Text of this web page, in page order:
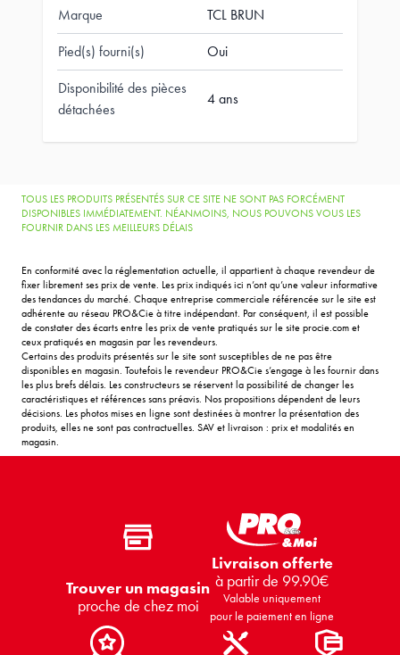
Marque TCL BRUN
Pied(s) fourni(s) Oui
Disponibilité des pièces
détachées
4 ans
TOUS LES PRODUITS PRÉSENTÉS SUR CE SITE NE SONT PAS FORCÉMENT
DISPONIBLES IMMÉDIATEMENT. NÉANMOINS, NOUS POUVONS VOUS LES
FOURNIR DANS LES MEILLEURS DÉLAIS
En conformité avec la réglementation actuelle, il appartient à chaque revendeur de
fixer librement ses prix de vente. Les prix indiqués ici n’ont qu’une valeur informative
des tendances du marché. Chaque entreprise commerciale référencée sur le site est
adhérente au réseau PRO&Cie à titre indépendant. Par conséquent, il est possible
de constater des écarts entre les prix de vente pratiqués sur le site procie.com et
ceux pratiqués en magasin par les revendeurs.
Certains des produits présentés sur le site sont susceptibles de ne pas être
disponibles en magasin. Toutefois le revendeur PRO&Cie s’engage à les fournir dans
les plus brefs délais. Les constructeurs se réservent la possibilité de changer les
caractéristiques et références sans préavis. Nos propositions dépendent de leurs
décisions. Les photos mises en ligne sont destinées à montrer la présentation des
produits, elles ne sont pas contractuelles. SAV et livraison : prix et modalités en
magasin.
Trouver un magasin
proche de chez moi
Livraison offerte
à partir de 99.90€
Valable uniquement
pour le paiement en ligne